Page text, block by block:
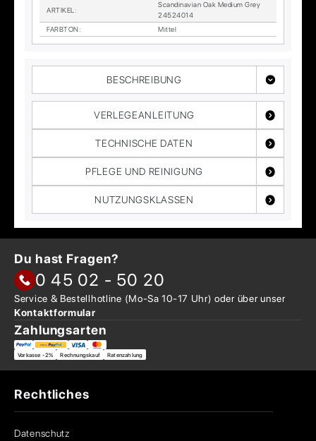
AR­TI­KEL :
Scan­di­na­vi­an Oak Me­di­um Grey
24524014
FARB­TON: Mit­tel
BESCHREIBUNG
VERLEGEANLEITUNG
TECHNISCHE DATEN
PFLEGE UND REINIGUNG
NUTZUNGSKLASSEN
Du hast Fragen?
0 45 02 - 50 20
Service & Bestellhotline (Mo-Sa 10-17 Uhr) oder überunser
Kontaktformular
Zahlungsarten
Vorkasse -2% Rechnungskauf Ratenzahlung
Rechtliches
Datenschutz